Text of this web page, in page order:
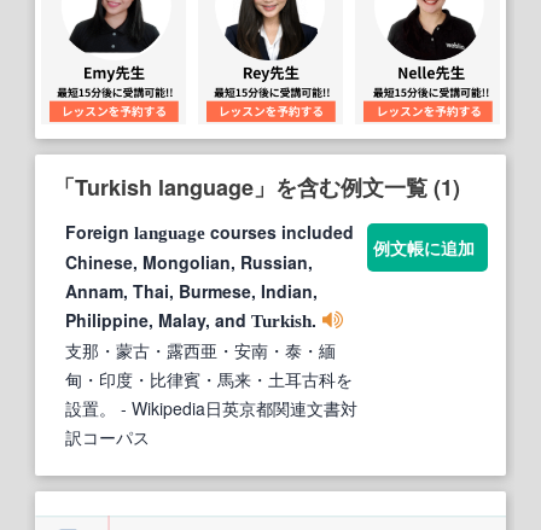
「Turkish language」を含む例文一覧 (1)
Foreign language courses included
Chinese, Mongolian, Russian,
Annam, Thai, Burmese, Indian,
Philippine, Malay, and Turkish.
支那・蒙古・露西亜・安南・泰・緬
甸・印度・比律賓・馬来・土耳古科を
設置。
- Wikipedia日英京都関連文書対
訳コーパス
例文帳に追加